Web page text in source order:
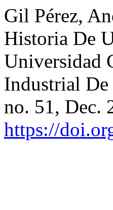
Gil Pérez,
Historia De
Universidad
Industrial
no. 51, Dec.
https://